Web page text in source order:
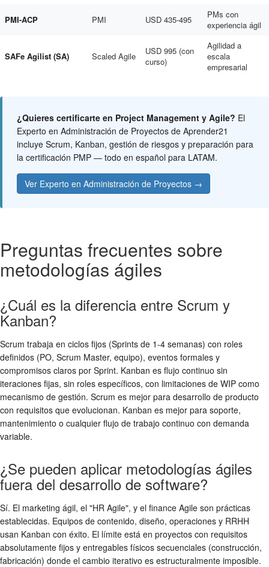
PMI-ACP PMI USD 435-495
PMs con
experiencia ágil
SAFe Agilist (SA) Scaled Agile
USD 995 (con
curso)
Agilidad a
escala
empresarial
¿Quieres certificarte en Project Management y Agile? El
Experto en Administración de Proyectos de Aprender21
incluye Scrum, Kanban, gestión de riesgos y preparación para
la certificación PMP — todo en español para LATAM.
Ver Experto en Administración de Proyectos →
Preguntas frecuentes sobre
metodologías ágiles
¿Cuál es la diferencia entre Scrum y
Kanban?
Scrum trabaja en ciclos fijos (Sprints de 1-4 semanas) con roles
definidos (PO, Scrum Master, equipo), eventos formales y
compromisos claros por Sprint. Kanban es flujo continuo sin
iteraciones fijas, sin roles específicos, con limitaciones de WIP como
mecanismo de gestión. Scrum es mejor para desarrollo de producto
con requisitos que evolucionan. Kanban es mejor para soporte,
mantenimiento o cualquier flujo de trabajo continuo con demanda
variable.
¿Se pueden aplicar metodologías ágiles
fuera del desarrollo de software?
Sí. El marketing ágil, el "HR Agile", y el finance Agile son prácticas
establecidas. Equipos de contenido, diseño, operaciones y RRHH
usan Kanban con éxito. El límite está en proyectos con requisitos
absolutamente fijos y entregables físicos secuenciales (construcción,
fabricación) donde el cambio iterativo es estructuralmente imposible.